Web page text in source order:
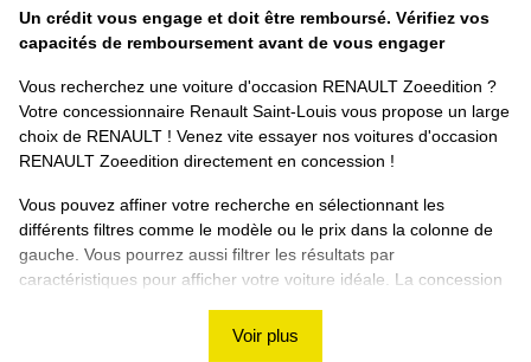
Un crédit vous engage et doit être remboursé. Vérifiez vos
capacités de remboursement avant de vous engager
Vous recherchez une voiture d'occasion RENAULT Zoeedition ?
Votre concessionnaire Renault Saint-Louis vous propose un large
choix de RENAULT ! Venez vite essayer nos voitures d'occasion
RENAULT Zoeedition directement en concession !
Vous pouvez affiner votre recherche en sélectionnant les
différents filtres comme le modèle ou le prix dans la colonne de
gauche. Vous pourrez aussi filtrer les résultats par
caractéristiques pour afficher votre voiture idéale. La concession
Zoeedition d'occasion ! Si vous ne trouvez pas de véhicule
Voir plus